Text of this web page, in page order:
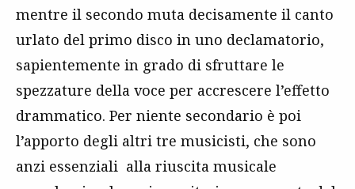
mentre il secondo muta decisamente il canto
urlato del primo disco in uno declamatorio,
sapientemente in grado di sfruttare le
spezzature della voce per accrescere l’effetto
drammatico. Per niente secondario è poi
l’apporto degli altri tre musicisti, che sono
anzi essenziali alla riuscita musicale